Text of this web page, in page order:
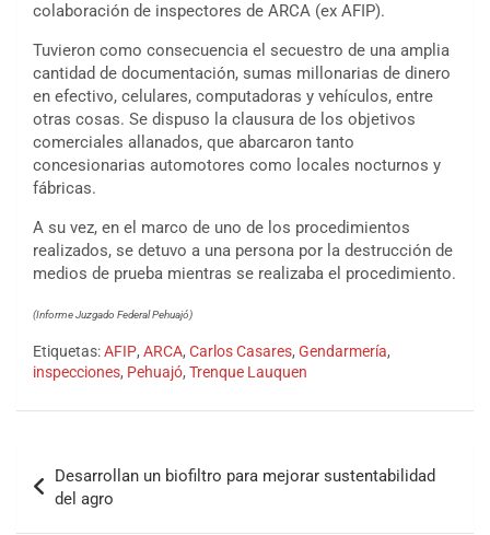
colaboración de inspectores de ARCA (ex AFIP).
Tuvieron como consecuencia el secuestro de una amplia
cantidad de documentación, sumas millonarias de dinero
en efectivo, celulares, computadoras y vehículos, entre
otras cosas. Se dispuso la clausura de los objetivos
comerciales allanados, que abarcaron tanto
concesionarias automotores como locales nocturnos y
fábricas.
A su vez, en el marco de uno de los procedimientos
realizados, se detuvo a una persona por la destrucción de
medios de prueba mientras se realizaba el procedimiento.
(Informe Juzgado Federal Pehuajó)
Etiquetas:AFIP, ARCA, Carlos Casares, Gendarmería,
inspecciones, Pehuajó, Trenque Lauquen
Desarrollan un biofiltro para mejorar sustentabilidad
del agro